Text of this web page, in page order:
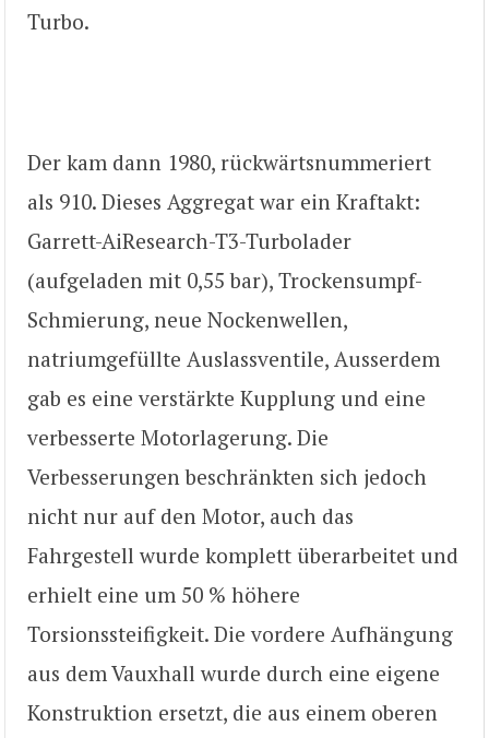
Turbo.
Der kam dann 1980, rückwärtsnummeriert
als 910. Dieses Aggregat war ein Kraftakt:
Garrett-AiResearch-T3-Turbolader
(aufgeladen mit 0,55 bar), Trockensumpf-
Schmierung, neue Nockenwellen,
natriumgefüllte Auslassventile, Ausserdem
gab es eine verstärkte Kupplung und eine
verbesserte Motorlagerung. Die
Verbesserungen beschränkten sich jedoch
nicht nur auf den Motor, auch das
Fahrgestell wurde komplett überarbeitet und
erhielt eine um 50 % höhere
Torsionssteifigkeit. Die vordere Aufhängung
aus dem Vauxhall wurde durch eine eigene
Konstruktion ersetzt, die aus einem oberen